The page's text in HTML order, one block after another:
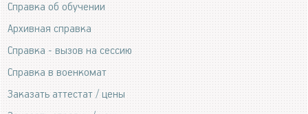
Справка об обучении
Архивная справка
Справка - вызов на сессию
Справка в военкомат
Заказать аттестат / цены